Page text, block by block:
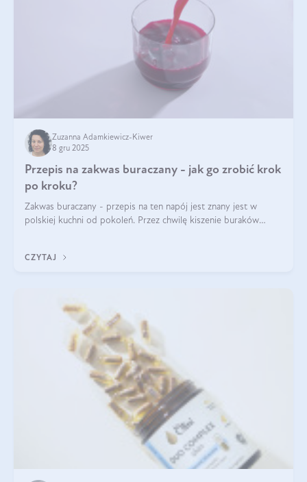
Zuzanna Adamkiewicz-Kiwer
8 gru 2025
Przepis na zakwas buraczany - jak go zrobić krok
po kroku?
Zakwas buraczany - przepis na ten napój jest znany jest w
polskiej kuchni od pokoleń. Przez chwilę kiszenie buraków
CZYTAJ